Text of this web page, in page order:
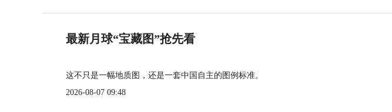
最新月球“宝藏图”抢先看
这不只是一幅地质图，还是一套中国自主的图例标准。
2026-08-07 09:48